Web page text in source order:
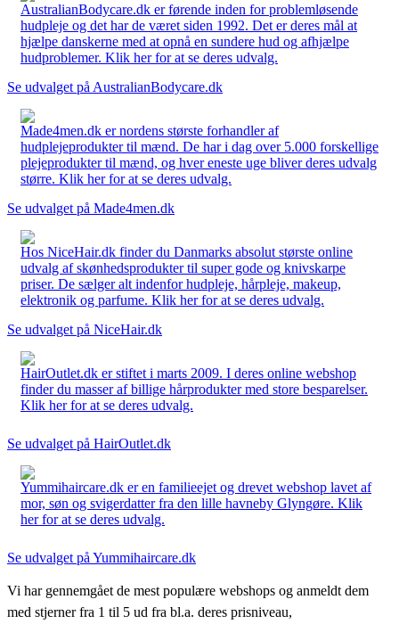
AustralianBodycare.dk er førende inden for problemløsende
hudpleje og det har de været siden 1992. Det er deres mål at
hjælpe danskerne med at opnå en sundere hud og afhjælpe
hudproblemer. Klik her for at se deres udvalg.
Se udvalget på AustralianBodycare.dk
Made4men.dk er nordens største forhandler af
hudplejeprodukter til mænd. De har i dag over 5.000 forskellige
plejeprodukter til mænd, og hver eneste uge bliver deres udvalg
større. Klik her for at se deres udvalg.
Se udvalget på Made4men.dk
Hos NiceHair.dk finder du Danmarks absolut største online
udvalg af skønhedsprodukter til super gode og knivskarpe
priser. De sælger alt indenfor hudpleje, hårpleje, makeup,
elektronik og parfume. Klik her for at se deres udvalg.
Se udvalget på NiceHair.dk
HairOutlet.dk er stiftet i marts 2009. I deres online webshop
finder du masser af billige hårprodukter med store besparelser.
Klik her for at se deres udvalg.
Se udvalget på HairOutlet.dk
Yummihaircare.dk er en familieejet og drevet webshop lavet af
mor, søn og svigerdatter fra den lille havneby Glyngøre. Klik
her for at se deres udvalg.
Se udvalget på Yummihaircare.dk
Vi har gennemgået de mest populære webshops og anmeldt dem
med stjerner fra 1 til 5 ud fra bl.a. deres prisniveau,